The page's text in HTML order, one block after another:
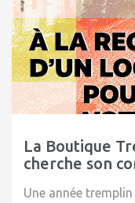
La Boutique
cherche son
Une année